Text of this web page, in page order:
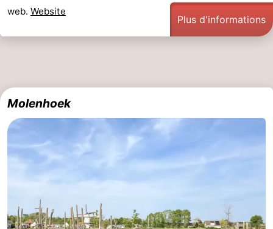
web. Website
Plus d'informations
Molenhoek